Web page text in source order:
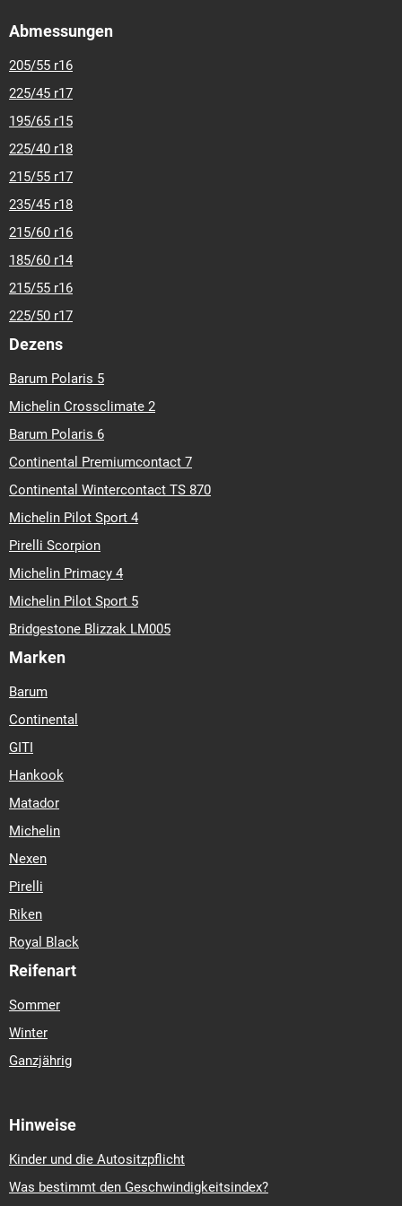
Abmessungen
205/55 r16
225/45 r17
195/65 r15
225/40 r18
215/55 r17
235/45 r18
215/60 r16
185/60 r14
215/55 r16
225/50 r17
Dezens
Barum Polaris 5
Michelin Crossclimate 2
Barum Polaris 6
Continental Premiumcontact 7
Continental Wintercontact TS 870
Michelin Pilot Sport 4
Pirelli Scorpion
Michelin Primacy 4
Michelin Pilot Sport 5
Bridgestone Blizzak LM005
Marken
Barum
Continental
GITI
Hankook
Matador
Michelin
Nexen
Pirelli
Riken
Royal Black
Reifenart
Sommer
Winter
Ganzjährig
Hinweise
Kinder und die Autositzpflicht
Was bestimmt den Geschwindigkeitsindex?